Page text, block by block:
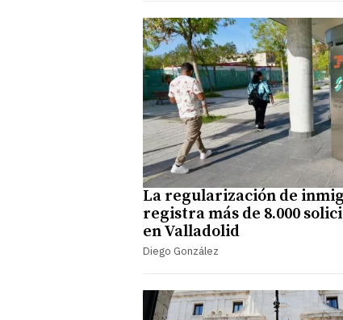
La regularización de
registra más de 8.000
en Valladolid
Diego González